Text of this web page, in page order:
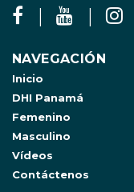
NAVEGACIÓN
Inicio
DHI Panamá
Femenino
Masculino
Vídeos
Contáctenos